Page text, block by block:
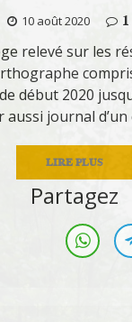
10 août 2020
1
relevé sur les
début 2020
aussi journal d’un
LIRE PLUS
Partagez